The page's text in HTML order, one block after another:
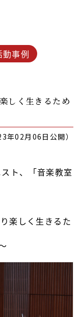
動事例
しく生きるため
年02月06日公開）
ト、「音楽教室
楽しく生きるた